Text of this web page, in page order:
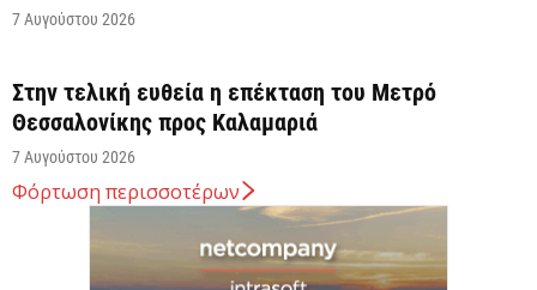
7 Αυγούστου 2026
Στην τελική ευθεία η επέκταση του Μετρό
Θεσσαλονίκης προς Καλαμαριά
7 Αυγούστου 2026
Κ. Χατζηδάκης: Στον κάλαθο των αχρήστων οι
αμφισβητήσεις για το καλώδιο της ηλεκτρικής
Φόρτωση περισσοτέρων